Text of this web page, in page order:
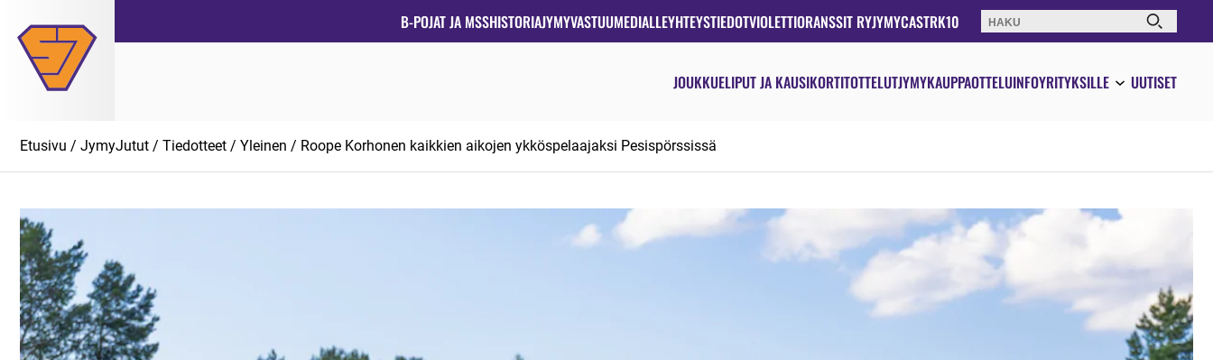
suoraan
sisältöön
B-POJAT JA MSSHISTORIAJYMYVASTUUMEDIALLEYHTEYSTIEDOTVIOLETTIORANSSIT RYJYMYCASTRK10 Haku:
JOUKKUELIPUT JA KAUSIKORTITOTTELUTJYMYKAUPPAOTTELUINFOYRITYKSILLE UUTISET
Etusivu / JymyJutut / Tiedotteet / Yleinen / Roope Korhonen kaikkien aikojen ykköspelaajaksi Pesispörssissä